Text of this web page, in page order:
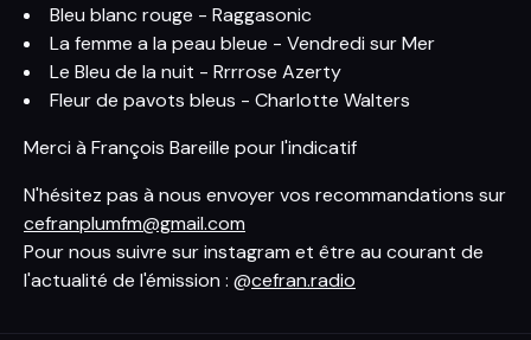
Bleu blanc rouge - Raggasonic
La femme a la peau bleue - Vendredi sur Mer
Le Bleu de la nuit - Rrrrose Azerty
Fleur de pavots bleus - Charlotte Walters
Merci à François Bareille pour l'indicatif
N'hésitez pas à nous envoyer vos recommandations sur
cefranplumfm@gmail.com
Pour nous suivre sur instagram et être au courant de
l'actualité de l'émission : @cefran.radio